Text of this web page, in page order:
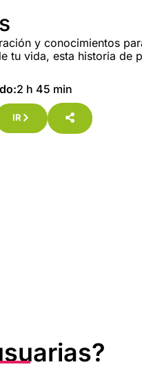
y conocimientos
tu vida, esta historia de
2 h 45 min
IR